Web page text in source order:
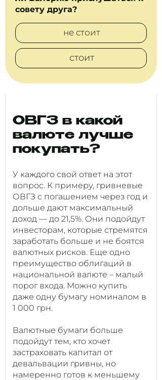
совету друга?
не стоит
стоит
ОВГЗ в какой
валюте лучше
покупать?
У каждого свой ответ на этот
вопрос. К примеру, гривневые
ОВГЗ с погашением через год и
дольше дают максимальный
доход — до 21,5%. Они подойдут
инвесторам, которые стремятся
заработать больше и не боятся
валютных рисков. Еще одно
преимущество облигаций в
национальной валюте – малый
порог входа. Можно купить
даже одну бумагу номиналом в
1 000 грн.
Валютные бумаги больше
подойдут тем, кто хочет
застраховать капитал от
девальвации гривны, но
намеренно готов к меньшему